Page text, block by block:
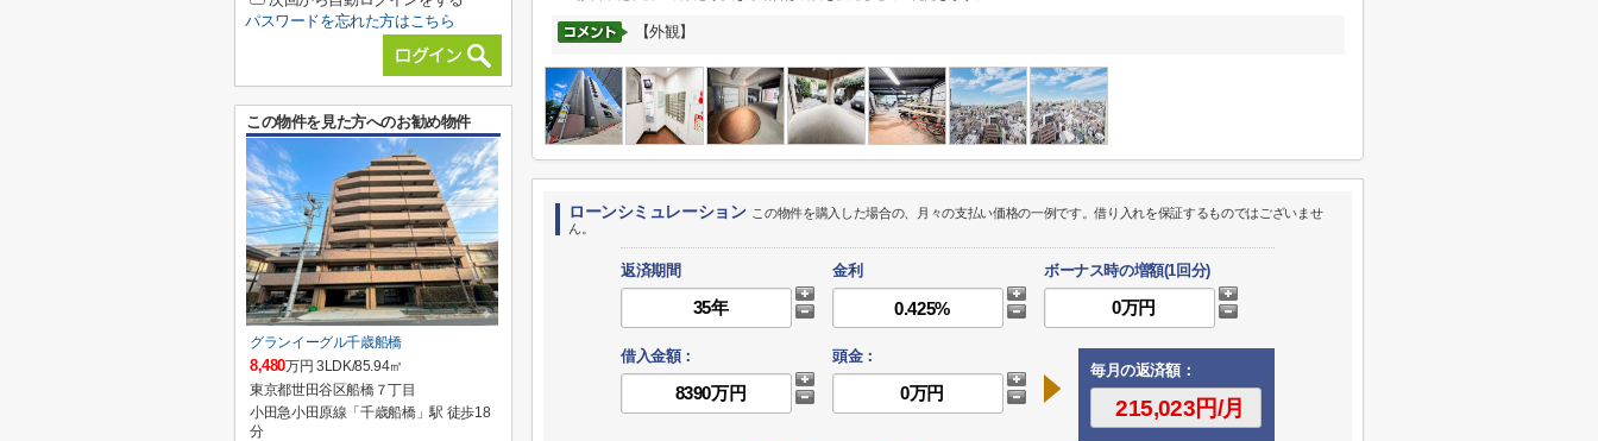
【外観】
ローンシミュレーション この物件を購入した場合の、月々の支払い価格の一例です。借り入れを保証するものではございませ
ん。
返済期間 金利 ボーナス時の増額(1回分)
借入金額：
頭金：
毎月の返済額：
パスワードを忘れた方はこちら
この物件を見た方へのお勧め物件
グランイーグル千歳船橋
8,480万円 3LDK/85.94㎡
東京都世田谷区船橋７丁目
小田急小田原線「千歳船橋」駅 徒歩18
分